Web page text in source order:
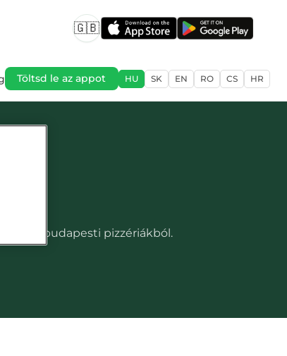
🇬🇧
Töltsd le az appot HU SK EN RO CS HR
budapesti pizzériákból.